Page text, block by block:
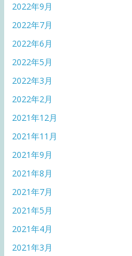
2022年9月
2022年7月
2022年6月
2022年5月
2022年3月
2022年2月
2021年12月
2021年11月
2021年9月
2021年8月
2021年7月
2021年5月
2021年4月
2021年3月